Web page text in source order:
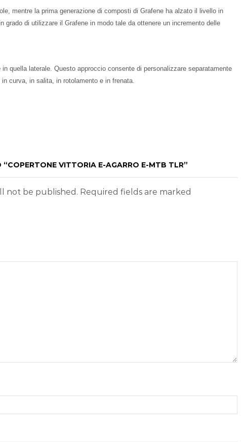
mentre la prima generazione di composti di Grafene ha alzato il livello in
di utilizzare il Grafene in modo tale da ottenere un incremento delle
quella laterale. Questo approccio consente di personalizzare separatamente
curva, in salita, in rotolamento e in frenata.
“COPERTONE VITTORIA E-AGARRO E-MTB TLR”
not be published. Required fields are marked